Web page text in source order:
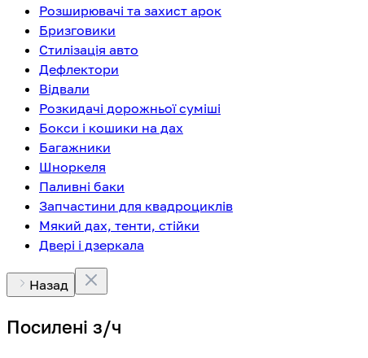
Розширювачі та захист арок
Бризговики
Стилізація авто
Дефлектори
Відвали
Розкидачі дорожньої суміші
Бокси і кошики на дах
Багажники
Шноркеля
Паливні баки
Запчастини для квадроциклів
Мякий дах, тенти, стійки
Двері і дзеркала
Назад
Посилені з/ч